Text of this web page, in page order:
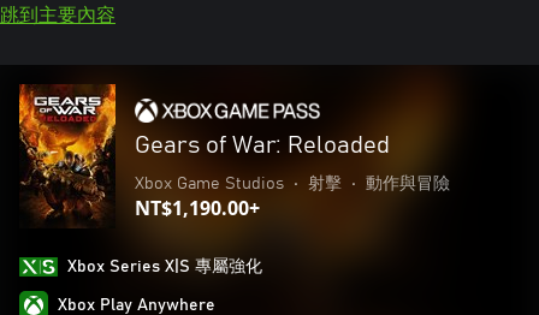
跳到主要內容
Gears of War: Reloaded
Xbox Game Studios • 射擊 • 動作與冒險
NT$1,190.00+
Xbox Series X|S 專屬強化
Xbox Play Anywhere